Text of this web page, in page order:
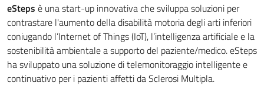
eSteps è una start-up innovativa che sviluppa soluzioni per
contrastare l'aumento della disabilità motoria degli arti inferiori
coniugando l’Internet of Things (IoT), l’intelligenza artificiale e la
sostenibilità ambientale a supporto del paziente/medico. eSteps
ha sviluppato una soluzione di telemonitoraggio intelligente e
continuativo per i pazienti affetti da Sclerosi Multipla.